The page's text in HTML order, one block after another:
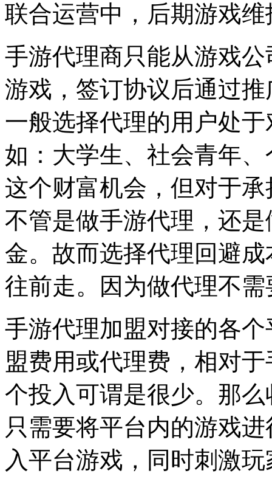
联合运营中，后期游戏
手游代理商只能从游戏
游戏，签订协议后通过
一般选择代理的用户处
如：大学生、社会青年
这个财富机会，但对于
不管是做手游代理，还
金。故而选择代理回避
往前走。因为做代理不
手游代理加盟对接的各
盟费用或代理费，相对
个投入可谓是很少。那
只需要将平台内的游戏
入平台游戏，同时刺激